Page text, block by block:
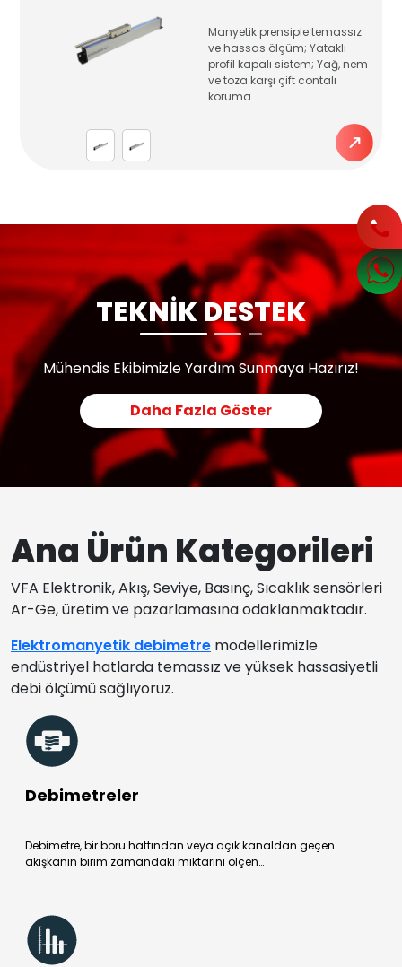
Manyetik prensiple temassız
ve hassas ölçüm; Yataklı
profil kapalı sistem; Yağ, nem
ve toza karşı çift contalı
koruma.
TEKNİK DESTEK
Mühendis Ekibimizle Yardım Sunmaya Hazırız!
Daha Fazla Göster
Ana Ürün Kategorileri
VFA Elektronik, Akış, Seviye, Basınç, Sıcaklık sensörleri
Ar-Ge, üretim ve pazarlamasına odaklanmaktadır.
Elektromanyetik debimetre modellerimizle
endüstriyel hatlarda temassız ve yüksek hassasiyetli
debi ölçümü sağlıyoruz.
Debimetreler
Debimetre, bir boru hattından veya açık kanaldan geçen
akışkanın birim zamandaki miktarını ölçen…